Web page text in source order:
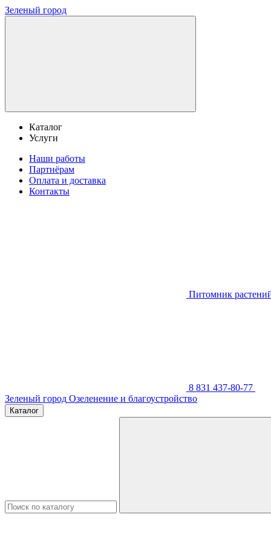
Зеленый город
Каталог
Услуги
Наши работы
Партнёрам
Оплата и доставка
Контакты
Питомник
8 831 437-80-77
Зеленый город Озеленение и благоустройство
Каталог